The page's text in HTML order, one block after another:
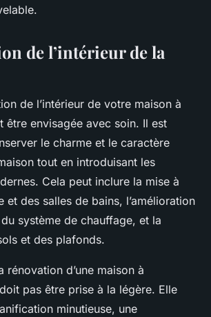
de l’intérieur de la
de l’intérieur de votre maison à
être envisagée avec soin. Il est
le charme et le caractère
tout en introduisant les
Cela peut inclure la mise à
et des salles de bains, l’amélioration
système de chauffage, et la
et des plafonds.
rénovation d’une maison à
pas être prise à la légère. Elle
minutieuse, une